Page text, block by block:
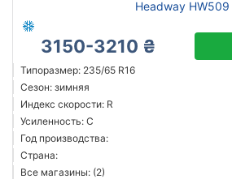
Headway HW509
3150-3210 ₴
Типоразмер: 235/65 R16
Сезон: зимняя
Индекс скорости: R
Усиленность: C
Год производства:
Страна:
Все магазины: (2)